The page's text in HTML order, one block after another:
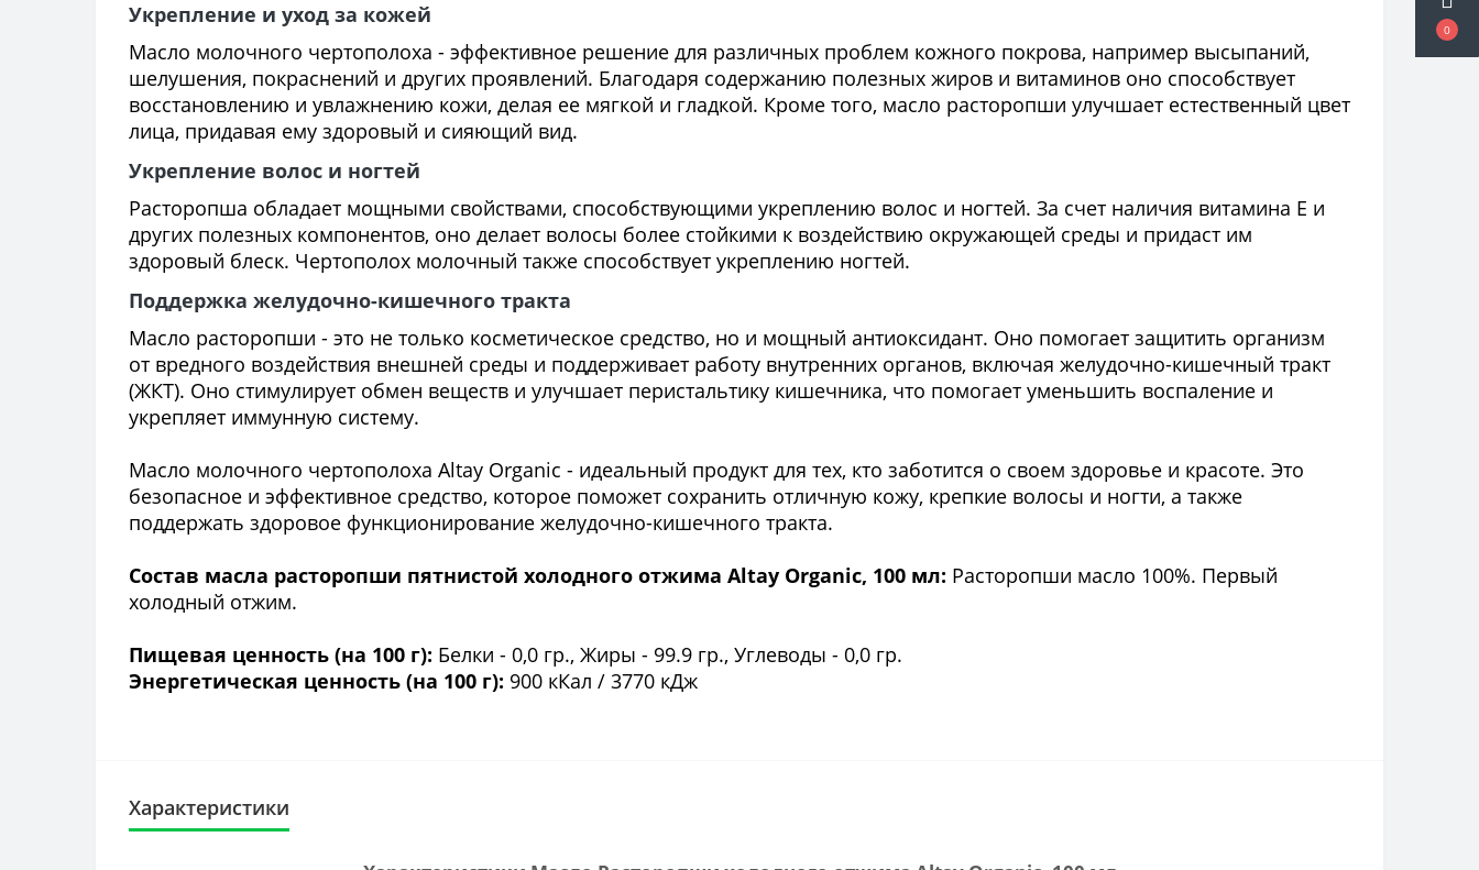
0
Укрепление и уход за кожей
Масло молочного чертополоха - эффективное решение для различных проблем кожного покрова, например высыпаний,
шелушения, покраснений и других проявлений. Благодаря содержанию полезных жиров и витаминов оно способствует
восстановлению и увлажнению кожи, делая ее мягкой и гладкой. Кроме того, масло расторопши улучшает естественный цвет
лица, придавая ему здоровый и сияющий вид.
Укрепление волос и ногтей
Расторопша обладает мощными свойствами, способствующими укреплению волос и ногтей. За счет наличия витамина Е и
других полезных компонентов, оно делает волосы более стойкими к воздействию окружающей среды и придаст им
здоровый блеск. Чертополох молочный также способствует укреплению ногтей.
Поддержка желудочно-кишечного тракта
Масло расторопши - это не только косметическое средство, но и мощный антиоксидант. Оно помогает защитить организм
от вредного воздействия внешней среды и поддерживает работу внутренних органов, включая желудочно-кишечный тракт
(ЖКТ). Оно стимулирует обмен веществ и улучшает перистальтику кишечника, что помогает уменьшить воспаление и
укрепляет иммунную систему.
Масло молочного чертополоха Altay Organic - идеальный продукт для тех, кто заботится о своем здоровье и красоте. Это
безопасное и эффективное средство, которое поможет сохранить отличную кожу, крепкие волосы и ногти, а также
поддержать здоровое функционирование желудочно-кишечного тракта.
Состав масла расторопши пятнистой холодного отжима Altay Organic, 100 мл: Расторопши масло 100%. Первый
холодный отжим.
Пищевая ценность (на 100 г): Белки - 0,0 гр., Жиры - 99.9 гр., Углеводы - 0,0 гр.
Энергетическая ценность (на 100 г): 900 кКал / 3770 кДж
Характеристики